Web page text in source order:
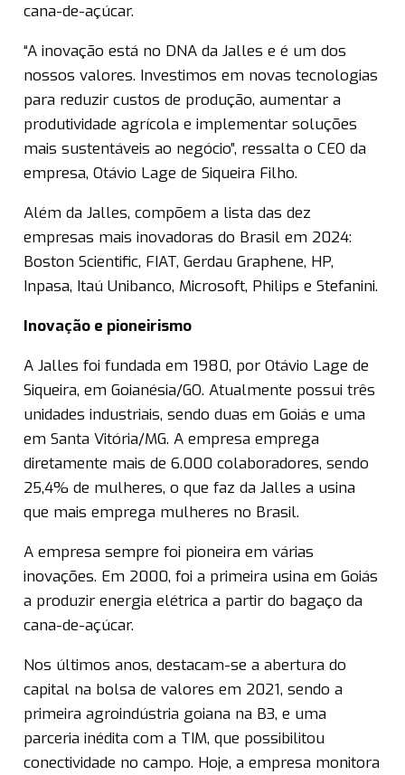
cana-de-açúcar.
“A inovação está no DNA da Jalles e é um dos
nossos valores. Investimos em novas tecnologias
para reduzir custos de produção, aumentar a
produtividade agrícola e implementar soluções
mais sustentáveis ao negócio”, ressalta o CEO da
empresa, Otávio Lage de Siqueira Filho.
Além da Jalles, compõem a lista das dez
empresas mais inovadoras do Brasil em 2024:
Boston Scientific, FIAT, Gerdau Graphene, HP,
Inpasa, Itaú Unibanco, Microsoft, Philips e Stefanini.
Inovação e pioneirismo
A Jalles foi fundada em 1980, por Otávio Lage de
Siqueira, em Goianésia/GO. Atualmente possui três
unidades industriais, sendo duas em Goiás e uma
em Santa Vitória/MG. A empresa emprega
diretamente mais de 6.000 colaboradores, sendo
25,4% de mulheres, o que faz da Jalles a usina
que mais emprega mulheres no Brasil.
A empresa sempre foi pioneira em várias
inovações. Em 2000, foi a primeira usina em Goiás
a produzir energia elétrica a partir do bagaço da
cana-de-açúcar.
Nos últimos anos, destacam-se a abertura do
capital na bolsa de valores em 2021, sendo a
primeira agroindústria goiana na B3, e uma
parceria inédita com a TIM, que possibilitou
conectividade no campo. Hoje, a empresa monitora